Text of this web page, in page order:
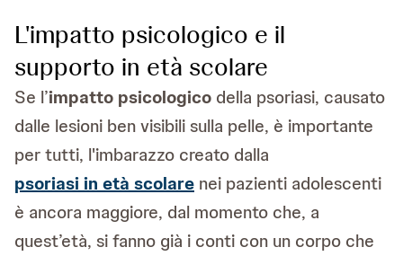
L'impatto psicologico e il
supporto in età scolare
Se l’impatto psicologico della psoriasi, causato
dalle lesioni ben visibili sulla pelle, è importante
per tutti, l'imbarazzo creato dalla
psoriasi in età scolare nei pazienti adolescenti
è ancora maggiore, dal momento che, a
quest’età, si fanno già i conti con un corpo che